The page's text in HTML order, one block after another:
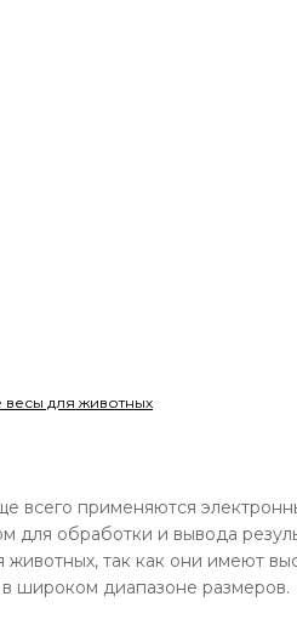
для животных
всего применяются
обработки и вывода
так как они имеют
в широком диапазоне размеров.